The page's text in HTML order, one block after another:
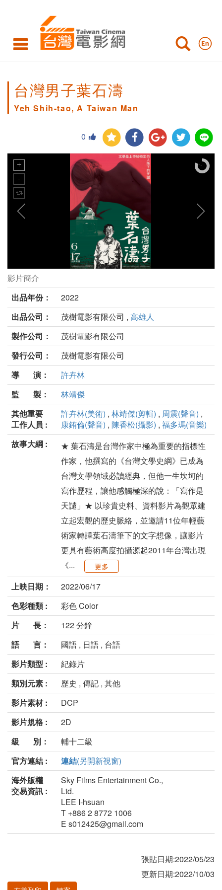
台灣男子葉石濤
Yeh Shih-tao, A Taiwan Man
0
台灣男子葉石濤劇照
影片簡介
出品年份：
2022
出品公司：
茂樹電影有限公司 , 高雄人
製作公司：
茂樹電影有限公司
發行公司：
茂樹電影有限公司
導 演：
許卉林
監 製：
林靖傑
其他重要
工作人員 :
許卉林(美術) , 林靖傑(剪輯) , 周震(聲音) ,
康銪倫(聲音) , 陳香松(攝影) , 福多瑪(音樂)
故事大綱 :
★ 葉石濤是台灣作家中極為重要的指標性
作家，他撰寫的《台灣文學史綱》已成為
台灣文學領域必讀經典，但他一生坎坷的
寫作歷程，讓他感觸極深的說：「寫作是
天譴」★ 以珍貴史料、資料影片為觀眾建
立起宏觀的歷史脈絡，並邀請11位年輕藝
術家轉譯葉石濤筆下的文字想像，讓影片
更具有藝術高度拍攝源起2011年台灣出現
《...
更多
上映日期：
2022/06/17
色彩種類 :
彩色 Color
片 長：
122 分鐘
語 言：
國語 , 日語 , 台語
影片類型 :
紀錄片
類別元素 :
歷史 , 傳記 , 其他
影片素材 :
DCP
影片規格 :
2D
級 別：
輔十二級
官方連結 :
連結(另開新視窗)
海外版權
交易資訊 :
Sky Films Entertainment Co.,
Ltd.
LEE I-hsuan
T +886 2 8772 1006
E s012425@gmail.com
張貼日期:2022/05/23
更新日期:2022/10/03